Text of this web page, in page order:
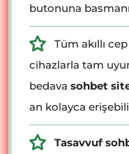
butonuna
Tüm akıllı
cihazlarla tam
bedava sohbet
an kolayca
Tasavvuf